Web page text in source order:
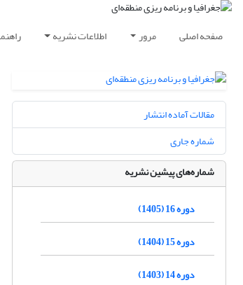
صفحه اصلی مرور اطلاعات نشریه
مقالات آماده انتشار
شماره جاری
شماره‌های پیشین نشریه
دوره 16 (1405)
دوره 15 (1404)
دوره 14 (1403)